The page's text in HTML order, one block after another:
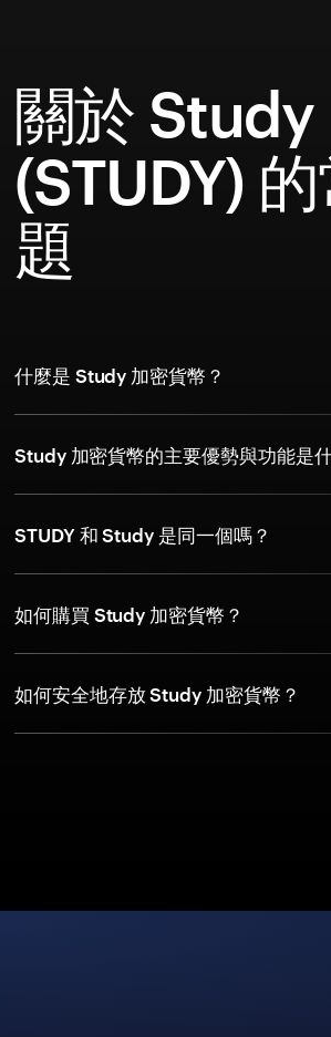
關於 Study
(STUDY)
題
什麼是 Study 加密貨幣？
Study 加密貨幣的主要優勢與功能是
STUDY 和 Study 是同一個嗎？
如何購買 Study 加密貨幣？
如何安全地存放 Study 加密貨幣？